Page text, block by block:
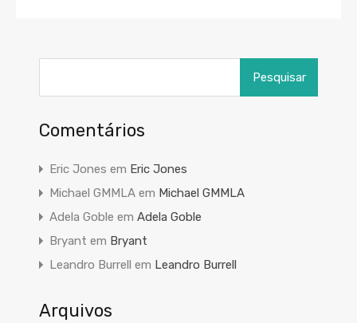
por:
Comentários
Eric Jones em Eric Jones
Michael GMMLA em Michael GMMLA
Adela Goble em Adela Goble
Bryant em Bryant
Leandro Burrell em Leandro Burrell
Arquivos